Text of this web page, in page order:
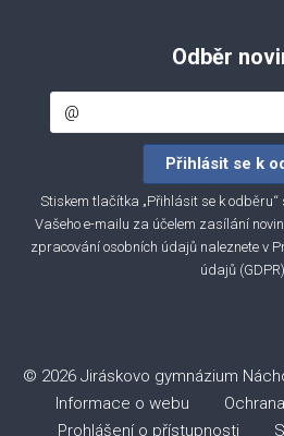
Odběr
Stiskem tlačítka „Přihlásit se k
Vašeho e-mailu za účelem zasílání
zpracování osobních údajů naleznete v
údajů (GDPR)
© 2026 Jiráskovo gymnázium
Informace o webu
Prohlášení o přístupnosti